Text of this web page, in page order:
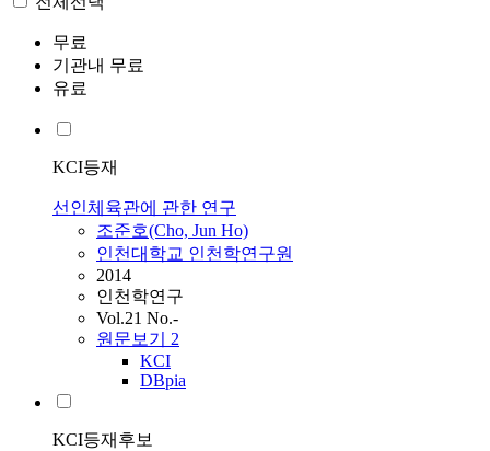
무료
기관내 무료
유료
KCI등재
선인체육관에 관한 연구
조준호(Cho, Jun Ho)
인천대학교 인천학연구원
2014
인천학연구
Vol.21 No.-
원문보기 2
KCI
DBpia
KCI등재후보